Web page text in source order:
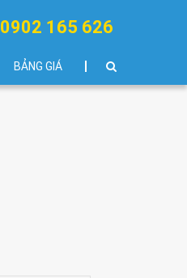
BẢNG GIÁ
0902 165 626